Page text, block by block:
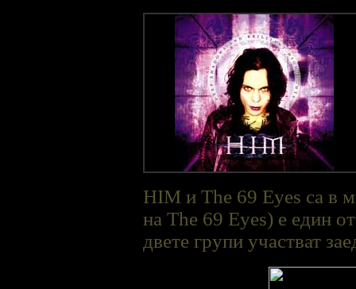
HIM и The 69 Eyes са в
на The 69 Eyes) е един
двете групи участват